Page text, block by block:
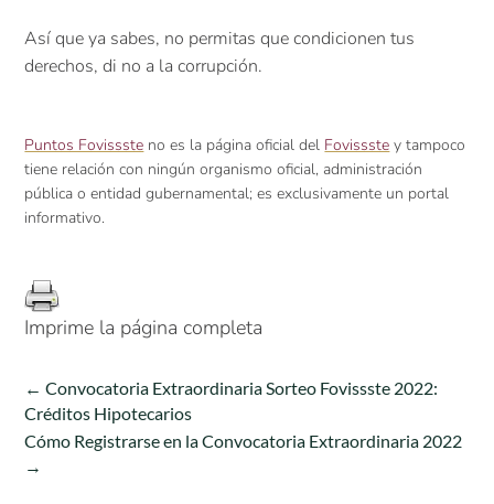
Así que ya sabes, no permitas que condicionen tus
derechos, di no a la corrupción.
Puntos Fovissste no es la página oficial del Fovissste y tampoco
tiene relación con ningún organismo oficial, administración
pública o entidad gubernamental; es exclusivamente un portal
informativo.
Imprime la página completa
←Convocatoria Extraordinaria Sorteo Fovissste 2022:
Créditos Hipotecarios
Cómo Registrarse en la Convocatoria Extraordinaria 2022
→